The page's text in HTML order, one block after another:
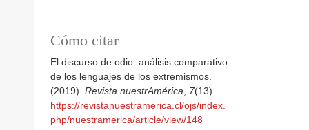
Cómo citar
El discurso de odio: análisis comparativo
de los lenguajes de los extremismos.
(2019). Revista nuestrAmérica 7(13).
https://revistanuestramerica.cl/ojs/index.
php/nuestramerica/article/view/148